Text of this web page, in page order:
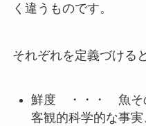
く違うものです。
それぞれを定義づける
鮮度 ・・・ 魚そ
客観的科学的な事実